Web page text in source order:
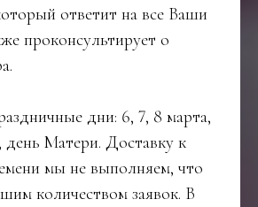
ответит на все Ваши
проконсультирует о
дни: 6, 7, 8 марта,
день Матери. Доставку к
мы не выполняем, что
количеством заявок. В